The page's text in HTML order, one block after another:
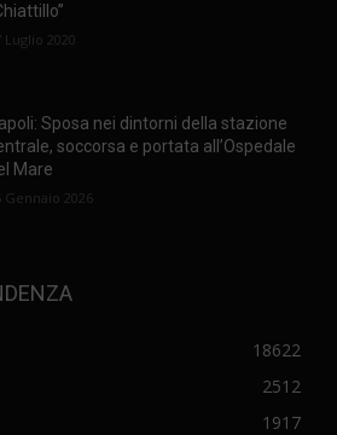
Luglio 2020
Sposa nei dintorni della stazione
soccorsa e portata all’Ospedale
Mare
Gennaio 2026
18622
2512
1917